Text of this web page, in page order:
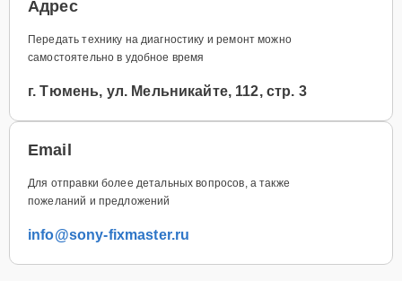
Адрес
Передать технику на диагностику и ремонт можно
самостоятельно в удобное время
г. Тюмень, ул. Мельникайте, 112, стр. 3
Email
Для отправки более детальных вопросов, а также
пожеланий и предложений
info@sony-fixmaster.ru